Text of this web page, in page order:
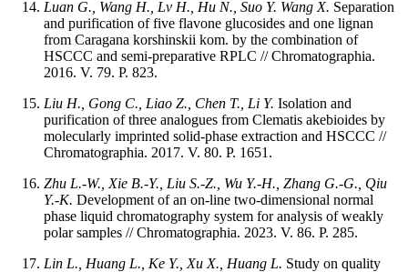
Luan G., Wang H., Lv H., Hu N., Suo Y. Wang X. Separation
and purification of five flavone glucosides and one lignan
from Caragana korshinskii kom. by the combination of
HSCCC and semi‑preparative RPLC // Chromatographia.
2016. V. 79. P. 823.
Liu H., Gong C., Liao Z., Chen T., Li Y. Isolation and
purification of three analogues from Clematis akebioides by
molecularly imprinted solid‑phase extraction and HSCCC //
Chromatographia. 2017. V. 80. P. 1651.
Zhu L.-W., Xie B.-Y., Liu S.-Z., Wu Y.-H., Zhang G.-G., Qiu
Y.-K. Development of an on‑line two‑dimensional normal
phase liquid chromatography system for analysis of weakly
polar samples // Chromatographia. 2023. V. 86. P. 285.
Lin L., Huang L., Ke Y., Xu X., Huang L. Study on quality